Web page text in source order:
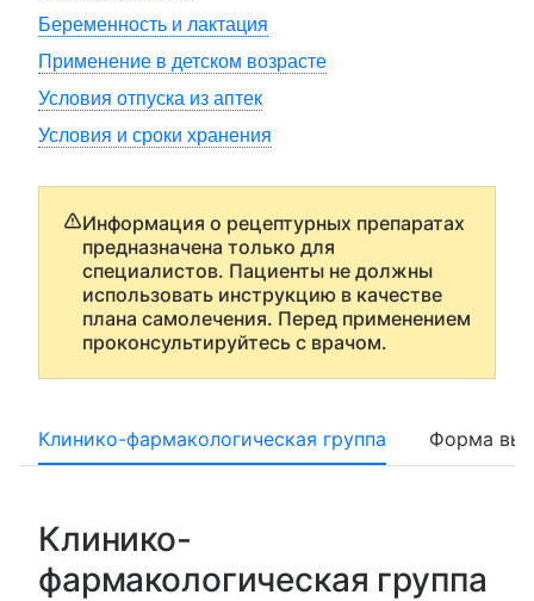
Беременность и лактация
Применение в детском возрасте
Условия отпуска из аптек
Условия и сроки хранения
Информация о рецептурных препаратах
предназначена только для
специалистов. Пациенты не должны
использовать инструкцию в качестве
плана самолечения. Перед применением
проконсультируйтесь с врачом.
Клинико-фармакологическая группа Форма
Клинико-
фармакологическая группа